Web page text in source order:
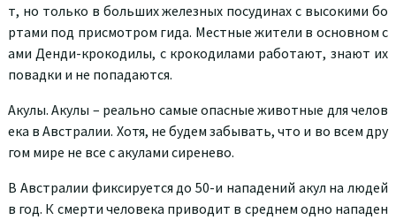
т, но только в больших железных посудинах с высокими бо
ртами под присмотром гида. Местные жители в основном с
ами Денди-крокодилы, с крокодилами работают, знают их
повадки и не попадаются.
Акулы. Акулы – реально самые опасные животные для челов
ека в Австралии. Хотя, не будем забывать, что и во всем дру
гом мире не все с акулами сиренево.
В Австралии фиксируется до 50-и нападений акул на людей
в год. К смерти человека приводит в среднем одно нападен